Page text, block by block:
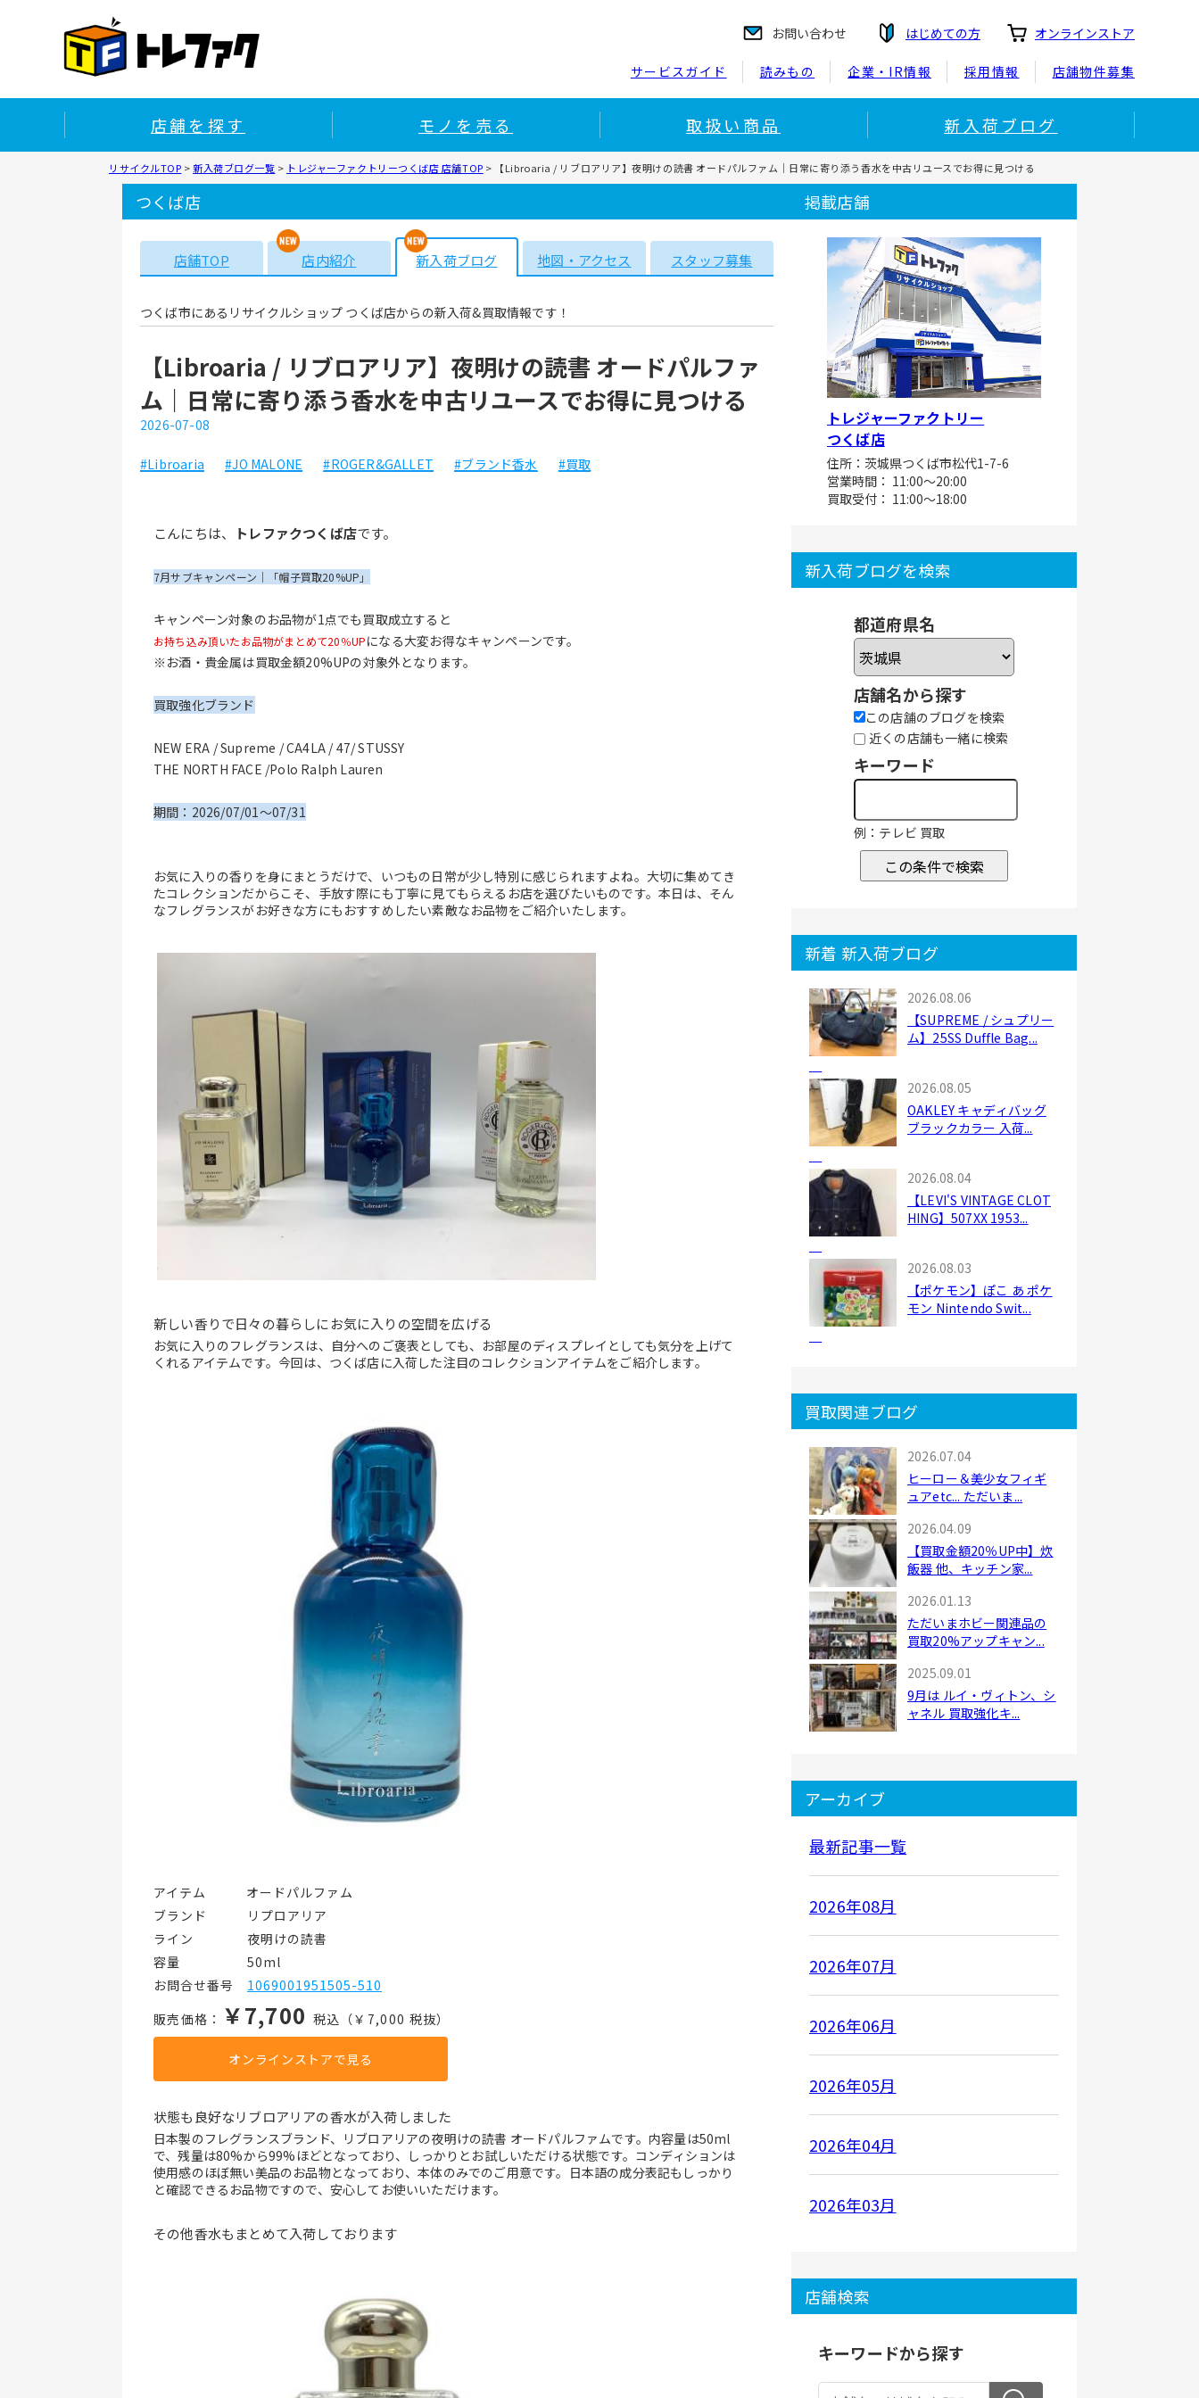
お問い合わせ はじめての方 オンラインストア
サービスガイド 読みもの 企業・IR情報 採用情報 店舗物件募集
店舗を探す モノを売る 取扱い商品 新入荷ブログ
リサイクルTOP >新入荷ブログ一覧 > トレジャーファクトリーつくば店 店舗TOP > 【Libroaria / リブロアリア】夜明けの読書 オードパルファム｜日常に寄り添う香水を中古リユースでお得に見つける
つくば店
店舗TOP 店内紹介 新入荷ブログ 地図・アクセス スタッフ募集
つくば市にあるリサイクルショップ つくば店からの新入荷&買取情報です！
【Libroaria / リブロアリア】夜明けの読書 オードパルファ
ム｜日常に寄り添う香水を中古リユースでお得に見つける
2026-07-08
#Libroaria #JO MALONE #ROGER&GALLET #ブランド香水 #買取
こんにちは、 トレファクつくば店です。
7月サブキャンペーン｜「帽子買取20%UP」
キャンペーン対象のお品物が1点でも買取成立すると
お持ち込み頂いたお品物がまとめて20％UPになる大変お得なキャンペーンです。
※お酒・貴金属は買取金額20%UPの対象外となります。
買取強化ブランド
NEW ERA / Supreme / CA4LA / 47/ STUSSY
THE NORTH FACE /Polo Ralph Lauren
期間：2026/07/01～07/31
お気に入りの香りを身にまとうだけで、いつもの日常が少し特別に感じられますよね。大切に集めてき
たコレクションだからこそ、手放す際にも丁寧に見てもらえるお店を選びたいものです。本日は、そん
なフレグランスがお好きな方にもおすすめしたい素敵なお品物をご紹介いたします。
新しい香りで日々の暮らしにお気に入りの空間を広げる
お気に入りのフレグランスは、自分へのご褒表としても、お部屋のディスプレイとしても気分を上げて
くれるアイテムです。今回は、つくば店に入荷した注目のコレクションアイテムをご紹介します。
アイテム   オードパルファム
ブランド   リプロアリア
ライン    夜明けの読書
容量     50ml
お問合せ番号 1069001951505-510
販売価格： ￥7,700 税込（￥7,000 税抜）
オンラインストアで見る
状態も良好なリブロアリアの香水が入荷しました
日本製のフレグランスブランド、リブロアリアの夜明けの読書 オードパルファムです。内容量は50ml
で、残量は80%から99%ほどとなっており、しっかりとお試しいただける状態です。コンディションは
使用感のほぼ無い美品のお品物となっており、本体のみでのご用意です。日本語の成分表記もしっかり
と確認できるお品物ですので、安心してお使いいただけます。
その他香水もまとめて入荷しております
掲載店舗
トレジャーファクトリー
つくば店
住所：茨城県つくば市松代1-7-6
営業時間： 11:00～20:00
買取受付： 11:00～18:00
新入荷ブログを検索
都道府県名
店舗名から探す
この店舗のブログを検索
近くの店舗も一緒に検索
キーワード
例：テレビ 買取
この条件で検索
新着 新入荷ブログ
2026.08.06
【SUPREME / シュプリー
ム】25SS Duffle Bag...
2026.08.05
OAKLEY キャディバッグ
ブラックカラー 入荷...
2026.08.04
【LEVI'S VINTAGE CLOT
HING】507XX 1953...
2026.08.03
【ポケモン】ぽこ あ ポケ
モン Nintendo Swit...
買取関連ブログ
2026.07.04
ヒーロー＆美少女フィギ
ュアetc... ただいま...
2026.04.09
【買取金額20％UP中】炊
飯器 他、キッチン家...
2026.01.13
ただいまホビー関連品の
買取20%アップキャン...
2025.09.01
9月は ルイ・ヴィトン、シ
ャネル 買取強化キ...
アーカイブ
最新記事一覧
2026年08月
2026年07月
2026年06月
2026年05月
2026年04月
2026年03月
店舗検索
キーワードから探す